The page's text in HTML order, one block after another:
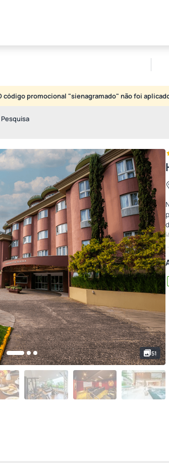
código promocional "sienagramado" não foi
51